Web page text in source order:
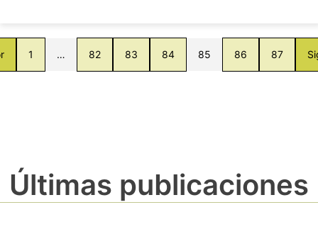
1 … 82 83 84 85 86 87
Últimas publicaciones